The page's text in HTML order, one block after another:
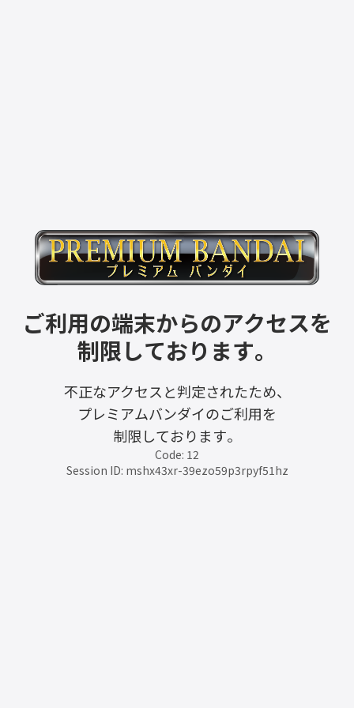
ご利用の端末からのアクセスを
制限しております。
不正なアクセスと判定されたため、
プレミアムバンダイのご利用を
制限しております。
Code: 12
Session ID: mshx43xr-39ezo59p3rpyf51hz